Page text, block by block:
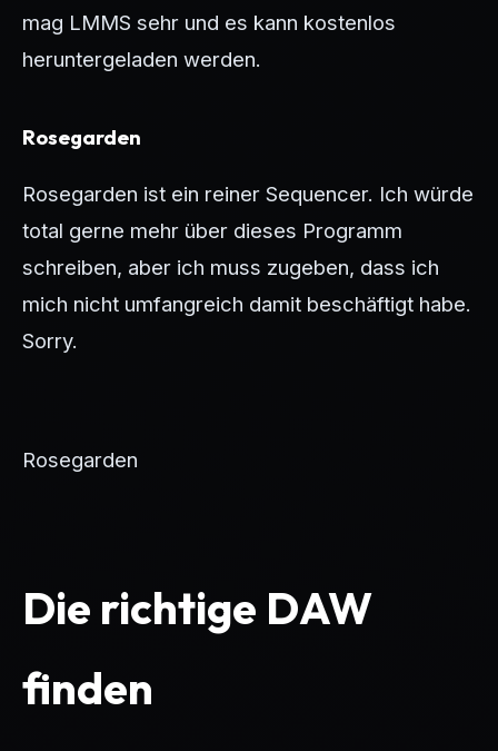
mag LMMS sehr und es kann kostenlos
heruntergeladen werden.
Rosegarden
Rosegarden ist ein reiner Sequencer. Ich würde
total gerne mehr über dieses Programm
schreiben, aber ich muss zugeben, dass ich
mich nicht umfangreich damit beschäftigt habe.
Sorry.
Rosegarden
Die richtige DAW
finden